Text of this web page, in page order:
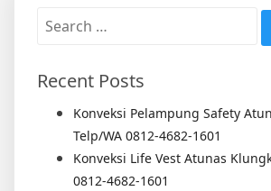
Search
Recent Posts
Konveksi Pelampung Safety
Telp/WA 0812-4682-1601
Konveksi Life Vest Atunas
0812-4682-1601